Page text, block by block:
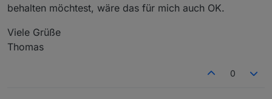
behalten möchtest, wäre das für mich auch OK.
Viele Grüße
Thomas
0